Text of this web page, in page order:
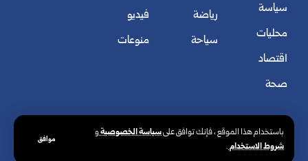
باستخدام هذا الموقع ، فإنك توافق علىسياسة الخصوصيةو
شروط الاستخدام.
موافق
سياسة
محليات
اقتصاد
صحة
رياضة
سياحة
فيديو
منوعات
© الوكالة العربية السورية للأنباء. كافة الحقوق محفوظة.